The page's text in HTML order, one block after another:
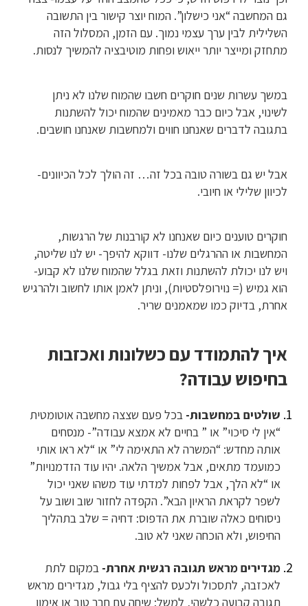
גם המחשבה “אני כישלון”. המוח יוצר קישור בין התשובה
השלילית לבין ערך עצמי נמוך. עם הזמן, המסלול הזה
מתחזק ומייצר יותר ייאוש ופחות מוטיבציה להמשיך לנסות.
במשך עשרות שנים חוקרים חשבו שהמוח שלנו לא ניתן
לשינוי, אבל כיום כבר מאמינים שהמוח יכול להשתנות
בתגובה לדברים שאנחנו חווים ולמחשבות שאנחנו חושבים.
אבל יש גם בשורה טובה בכל זה… זה הולך לכל הכיוונים-
לכיוון שלילי או חיובי.
חוקרים טוענים כיום שאנחנו לא קורבנות של הרגשות,
המחשבות או ההרגלים שלנו- דווקא להיפך- יש לנו שליטה,
ויש לנו יכולת להשתנות וזאת בגלל שהמוח שלנו לא קבוע-
הוא גמיש (= נוירופלסטיות), וניתן לאמן אותו לחשוב ולהרגיש
אחרת, בדיוק כמו שמאמנים שריר.
איך להתמודד עם כשלונות ואכזבות
בחיפוש עבודה?
שולטים במחשבות- בכל פעם שצצה מחשבה אוטומטית
“אין לי סיכוי” או ” בחיים לא אמצא עבודה”- מנסחים
אותה מחדש: “המשרה לא התאימה לי” או “לא ראו אותי
כמועמד מתאים, אבל אמשיך הלאה. יהיו עוד הזדמנויות”
או “לא הלך, אבל לפחות למדתי עוד משהו שאני יכול
לשפר לקראת הראיון הבא”. הקפדה לחזור שוב ושוב על
ניסוחים כאלה שוברת את הדפוס: דחיה = שלב בתהליך
החיפוש, ולא הוכחה שאני לא טוב.
מגדירים מראש תגובה רגשית אחרת- במקום לתת
לאכזבה, לתסכול ולכעס להציף בלי גבול, מגדירים מראש
תגובה קבועה כלשהי, למשל: שיחה עם חבר טוב או אימון